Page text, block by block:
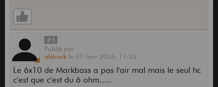
#5
Publié par
aldrock le 27 Janv 2006, 11:35
Le 6x10 de Markbass a pas l'air mal mais le seul hc
c'est que c'est du 6 ohm.....